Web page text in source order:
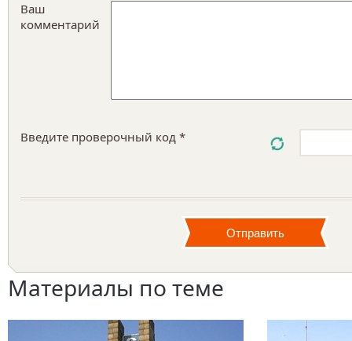
Ваш
комментарий
Введите проверочный код *
Материалы по теме